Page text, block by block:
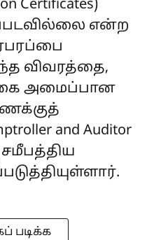
Certificates)
என்ற
விவரத்தை,
அமைப்பான
and Auditor
சமீபத்திய
படிக்க